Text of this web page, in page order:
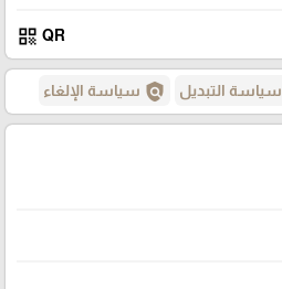
QR
qr_code
سياسة التبديل policy سياسة الإلغاء